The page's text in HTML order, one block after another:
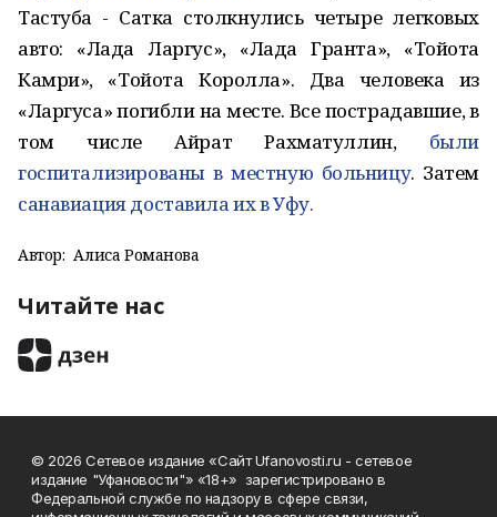
Тастуба - Сатка столкнулись четыре легковых
авто: «Лада Ларгус», «Лада Гранта», «Тойота
Камри», «Тойота Королла». Два человека из
«Ларгуса» погибли на месте. Все пострадавшие, в
том числе Айрат Рахматуллин, были
госпитализированы в местную больницу. Затем
санавиация доставила их в Уфу.
Автор: Алиса Романова
Читайте нас
© 2026 Сетевое издание «Сайт Ufanovosti.ru - сетевое
издание "Уфановости"» «18+» зарегистрировано в
Федеральной службе по надзору в сфере связи,